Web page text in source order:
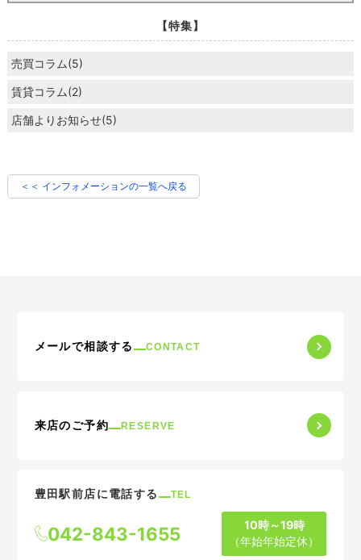
【特集】
売買コラム(5)
賃貸コラム(2)
店舗よりお知らせ(5)
＜＜ インフォメーションの一覧へ戻る
メールで相談する CONTACT
来店のご予約 RESERVE
豊田駅前店に電話する TEL
042-843-1655
10時～19時
（年始年始定休）